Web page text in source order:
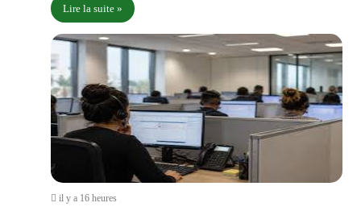
Lire la suite »
il y a 16 heures